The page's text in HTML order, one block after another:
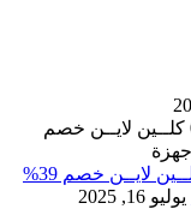
شركة تنظيف بالرياض 0556501701 كلــين لايــن خصم 39%
يوليو 16, 2025